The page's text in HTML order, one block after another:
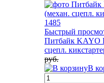
Быстрый
Питбайк KAYO
сцепл.
руб.
В